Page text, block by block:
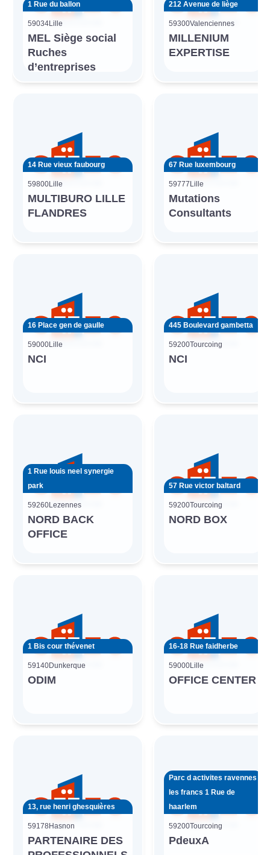
1 Rue du ballon
59034Lille
MEL Siège social
Ruches
d’entreprises
212 Avenue de liège
59300Valenciennes
MILLENIUM
EXPERTISE
14 Rue vieux faubourg
59800Lille
MULTIBURO LILLE
FLANDRES
67 Rue luxembourg
59777 Lille
Mutations
Consultants
16 Place gen de gaulle
59000Lille
NCI
445 Boulevard gambetta
59200Tourcoing
NCI
1 Rue louis neel synergie
park
59260Lezennes
NORD BACK
OFFICE
57 Rue victor baltard
59200Tourcoing
NORD BOX
1 Bis cour thévenet
59140Dunkerque
ODIM
16-18 Rue faidherbe
59000Lille
OFFICE CENTER
13, rue henri ghesquières
59178 Hasnon
PARTENAIRE DES
Parc d activites ravennes
les francs 1 Rue de
haarlem
59200Tourcoing
PdeuxA